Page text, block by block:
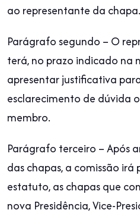
ao representante da chapa.
Parágrafo segundo – O
terá, no prazo indicado na
apresentar justificativa
esclarecimento de dúvida
membro.
Parágrafo terceiro – Após
das chapas, a comissão
estatuto, as chapas que
nova Presidência, Vice-